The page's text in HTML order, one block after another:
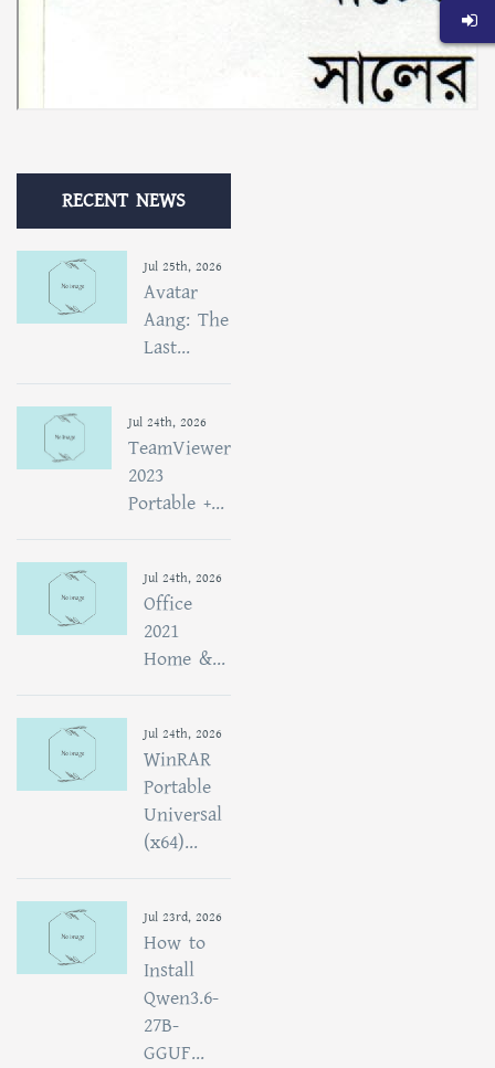
RECENT NEWS
Jul 25th, 2026
Avatar
Aang: The
Last...
Jul 24th, 2026
TeamViewer
2023
Portable +...
Jul 24th, 2026
Office
2021
Home &...
Jul 24th, 2026
WinRAR
Portable
Universal
(x64)...
Jul 23rd, 2026
How to
Install
Qwen3.6-
27B-
GGUF...